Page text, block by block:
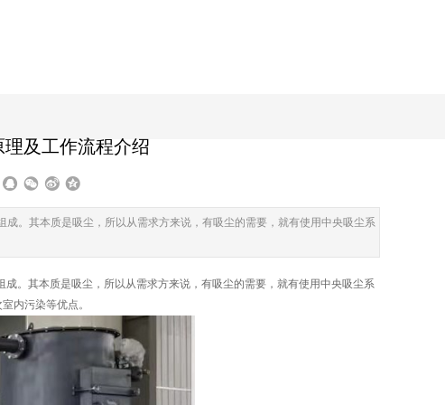
及工作流程介绍
。其本质是吸尘，所以从需求方来说，有吸尘的需要，就有使用中央吸尘系
其本质是吸尘，所以从需求方来说，有吸尘的需要，就有使用中央吸尘系
内污染等优点。